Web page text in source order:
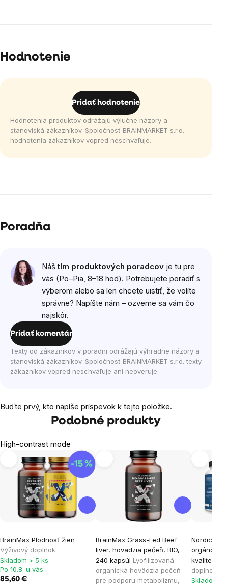
Hodnotenie
Pridať hodnotenie
Hodnotenia produktov odrážajú výlučne názory a
stanoviská zákazníkov. Spoločnosť BRAINMARKET s.r.o.
hodnotenia zákazníkov vopred neschvaľuje.
Poradňa
Náštím produktových poradcov je tu pre
vás (Po–Pia, 8–18 hod). Potrebujete poradiť s
výberom alebo sa len chcete uistiť, že volíte
správne? Napíšte nám – ozveme sa vám čo
najskôr.
Pridať komentár
Texty od zákazníkov v poradni odrážajú výhradne názory a
stanoviská zákazníkov. Spoločnosť BRAINMARKET s.r.o. texty
zákazníkov vopred neschvaľuje ani neoveruje.
Buďte prvý, kto napíše príspevok k tejto položke.
Podobné produkty
High-contrast mode
BrainMax Plodnosť žien
Výživový doplnok
Skladom > 5 ks
Po 10.8. u vás
85,60 €
BrainMax Grass-Fed Beef
liver, hovädzia pečeň, BIO,
240 kapsúl Lyofilizovaná
organická hovädzia pečeň
pre podporu metabolizmu,
Nordic
orgánov v
kvalite,
doplnok
Skladom >